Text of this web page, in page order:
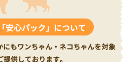
安心パック」について
もワンちゃん・ネコちゃんを対象
供しております。